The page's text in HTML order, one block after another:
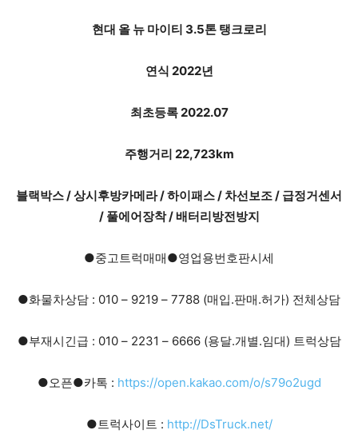
현대 올 뉴 마이티 3.5톤 탱크로리
연식 2022년
최초등록 2022.07
주행거리 22,723km
블랙박스 / 상시후방카메라 / 하이패스 / 차선보조 / 급정거센서
/ 풀에어장착 / 배터리방전방지
●중고트럭매매●영업용번호판시세
●화물차상담 : 010 – 9219 – 7788 (매입.판매.허가) 전체상담
●부재시긴급 : 010 – 2231 – 6666 (용달.개별.임대) 트럭상담
●오픈●카톡 : https://open.kakao.com/o/s79o2ugd
●트럭사이트 : http://DsTruck.net/